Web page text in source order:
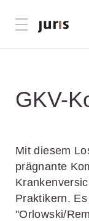
Menü öffnen
GKV-
Mit diesem
prägnante
Praktikern.
"Orlowski/